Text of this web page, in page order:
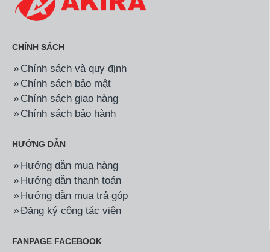
CHÍNH SÁCH
Chính sách và quy định
Chính sách bảo mật
Chính sách giao hàng
Chính sách bảo hành
HƯỚNG DẪN
Hướng dẫn mua hàng
Hướng dẫn thanh toán
Hướng dẫn mua trả góp
Đăng ký cộng tác viên
FANPAGE FACEBOOK